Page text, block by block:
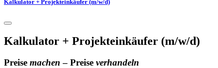
Kalkulator + Projekteinkäufer (m/w/d)
Kalkulator + Projekteinkäufer (m/w/d)
Preise machen– Preise verhandeln